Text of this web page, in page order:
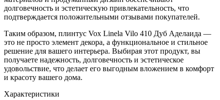
долговечность и эстетическую привлекательность, что
подтверждается положительными отзывами покупателей.
Таким образом, плинтус Vox Linela Vilo 410 Дуб Аделаида —
это не просто элемент декора, а функциональное и стильное
решение для вашего интерьера. Выбирая этот продукт, вы
получаете надежность, долговечность и эстетическое
удовольствие, что делает его выгодным вложением в комфорт
и красоту вашего дома.
Характеристики